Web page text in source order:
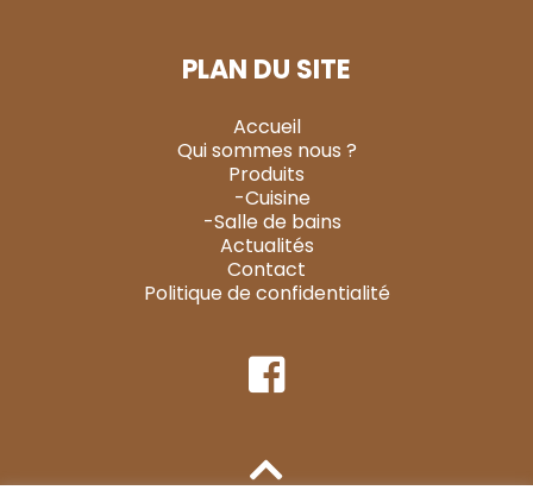
PLAN DU SITE
Accueil
Qui sommes nous ?
Produits
-Cuisine
-Salle de bains
Actualités
Contact
Politique de confidentialité